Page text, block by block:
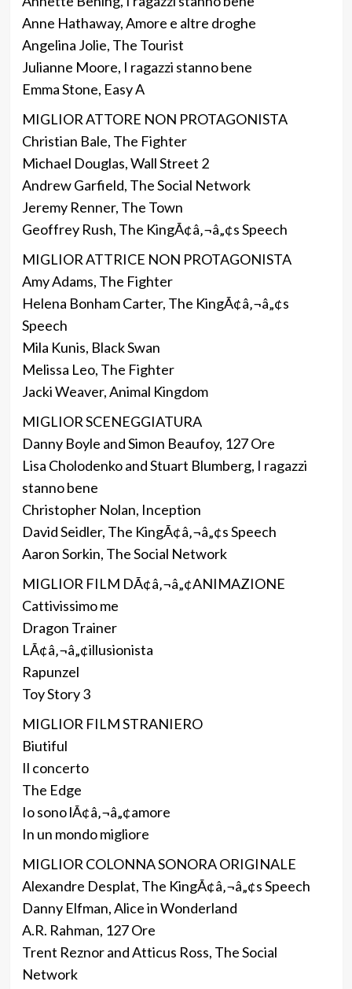
Anne Hathaway, Amore e altre droghe
Angelina Jolie, The Tourist
Julianne Moore, I ragazzi stanno bene
Emma Stone, Easy A
MIGLIOR ATTORE NON PROTAGONISTA
Christian Bale, The Fighter
Michael Douglas, Wall Street 2
Andrew Garfield, The Social Network
Jeremy Renner, The Town
Geoffrey Rush, The KingÃ¢â‚¬â„¢s Speech
MIGLIOR ATTRICE NON PROTAGONISTA
Amy Adams, The Fighter
Helena Bonham Carter, The KingÃ¢â‚¬â„¢s
Speech
Mila Kunis, Black Swan
Melissa Leo, The Fighter
Jacki Weaver, Animal Kingdom
MIGLIOR SCENEGGIATURA
Danny Boyle and Simon Beaufoy, 127 Ore
Lisa Cholodenko and Stuart Blumberg, I ragazzi
stanno bene
Christopher Nolan, Inception
David Seidler, The KingÃ¢â‚¬â„¢s Speech
Aaron Sorkin, The Social Network
MIGLIOR FILM DÃ¢â‚¬â„¢ANIMAZIONE
Cattivissimo me
Dragon Trainer
LÃ¢â‚¬â„¢illusionista
Rapunzel
Toy Story 3
MIGLIOR FILM STRANIERO
Biutiful
Il concerto
The Edge
Io sono lÃ¢â‚¬â„¢amore
In un mondo migliore
MIGLIOR COLONNA SONORA ORIGINALE
Alexandre Desplat, The KingÃ¢â‚¬â„¢s Speech
Danny Elfman, Alice in Wonderland
A.R. Rahman, 127 Ore
Trent Reznor and Atticus Ross, The Social
Network